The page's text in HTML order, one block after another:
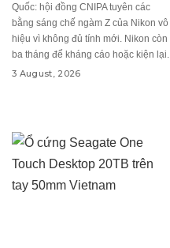
Quốc: hội đồng CNIPA tuyên các
bằng sáng chế ngàm Z của Nikon vô
hiệu vì không đủ tính mới. Nikon còn
ba tháng để kháng cáo hoặc kiện lại.
3 August, 2026